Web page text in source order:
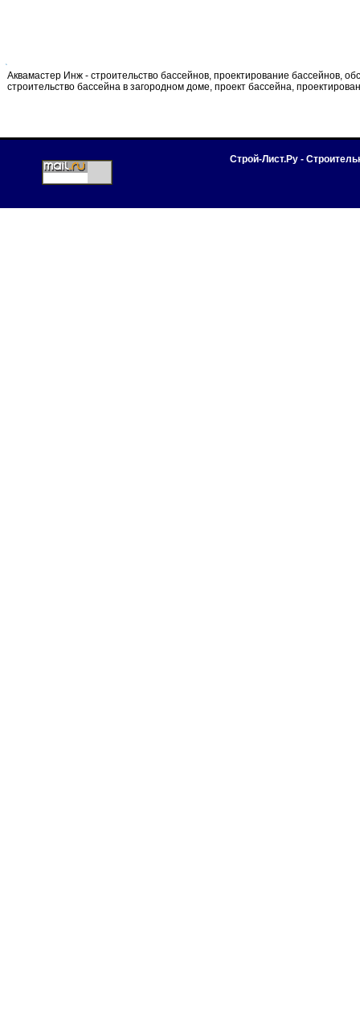
Аквамастер Инж - строительство бассейнов, проектирование бассейнов,
строительство бассейна в загородном доме, проект бассейна,
Строй-Лист.Ру -